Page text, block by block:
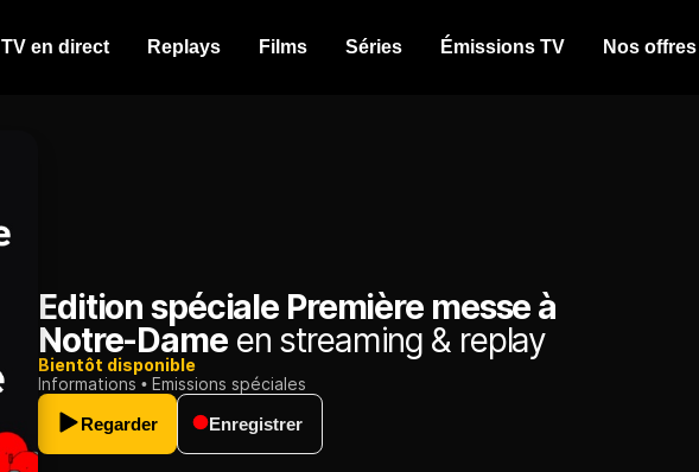
TV en direct Replays Films Séries Émissions TV Nos offres
Edition spéciale Première messe à
Notre-Dameen streaming & replay
Bientôt disponible
Informations
Emissions spéciales
Regarder
Enregistrer